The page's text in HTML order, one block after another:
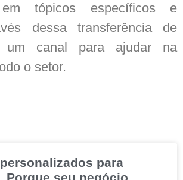
em tópicos específicos e
dessa transferência de
um canal para ajudar na
o setor.
para